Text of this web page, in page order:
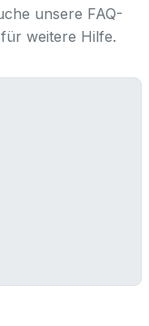
unsere FAQ-
weitere Hilfe.